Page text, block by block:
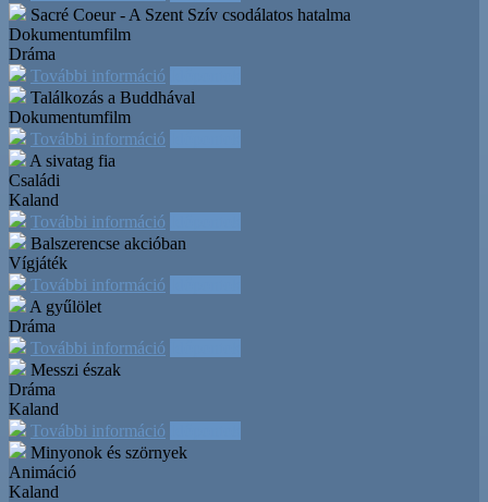
Sacré Coeur - A Szent Szív csodálatos hatalma
Dokumentumfilm
Dráma
További információ
Találkozás a Buddhával
Dokumentumfilm
További információ
A sivatag fia
Családi
Kaland
További információ
Balszerencse akcióban
Vígjáték
További információ
A gyűlölet
Dráma
További információ
Messzi észak
Dráma
Kaland
További információ
Minyonok és szörnyek
Animáció
Kaland